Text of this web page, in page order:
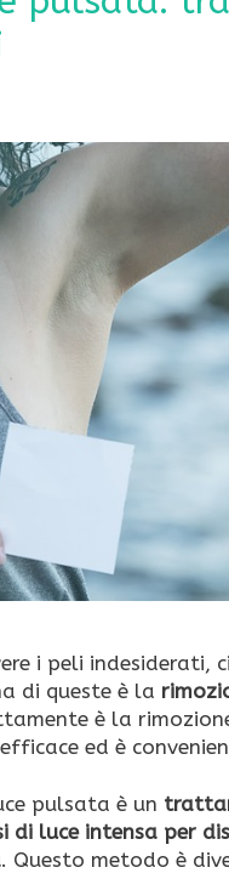
i peli indesiderati,
di queste è la
è la
ed è
pulsata è un
di luce intensa per
. Questo metodo è